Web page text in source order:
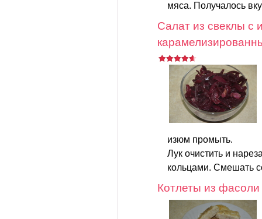
мяса. Получалось
Салат из свеклы с
изюм промыть.
Лук очистить и
кольцами. Смешать
Котлеты из фасоли